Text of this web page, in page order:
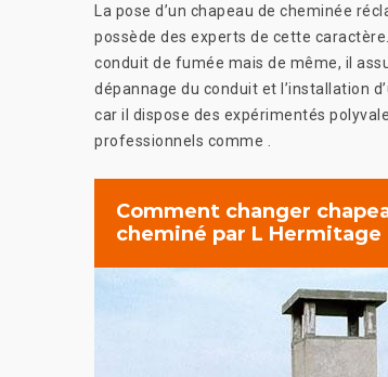
La pose d’un chapeau de cheminée
possède des experts de cette
conduit de fumée mais de même, il
dépannage du conduit et l’installation
car il dispose des expérimentés
professionnels comme .
Comment changer
cheminé par L Hermitage